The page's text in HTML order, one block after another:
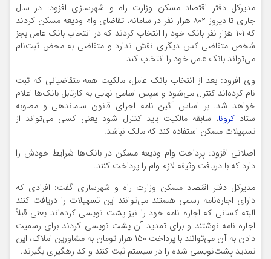
مدیرکل دفتر اقتصاد مسکن وزارت راه و شهرسازی افزود: در سال
جاری تا دیروز ۸۰۲ هزار نفر در سامانه، تقاضای وام ودیعه مسکن کردند
که ۱۰۱ هزار نفر بانک خود را انتخاب کردند که در انتخاب بانک عامل بجز
شخص متقاضی کس دیگری نقش ندارد و متقاضی به محض ثبت‌نام
می‌تواند بانک عامل خود را انتخاب کند.
وی افزود: بعد از انتخاب بانک عامل، مالکیت همه متقاضیانی که ثبت
نام کرده‌اند کنترل می‌شود و سپس اسامی نهایی به کارتابل بانک‌ها اعلام
خواهد شد. بر اساس آئین نامه اجرای قانون ساماندهی و مصوبه
ستاد کرونا، سابقه مالکیت باید کنترل شود یعنی کسی می‌تواند از
تسهیلات مسکن استفاده کند که مالک نباشد.
اصلانی افزود: پرداخت وام ودیعه مسکن در بانک‌ها شرایط خودش را
دارد که با دریافت وثیقه لازم وام را پرداخت کنند.
مدیرکل دفتر اقتصاد مسکن وزارت راه و شهرسازی گفت: افرادی که
دارای اجاره‌نامه رسمی هستند می‌توانند این تسهیلات را دریافت کنند
البته کسانی که اجاره نامه خود را نیز پشت نویسی کرده‌اند یعنی قبلاً
اجاره نامه نوشتند و برای تمدید آن پشت نویسی کردند برای رسمیت
دادن به آن می‌توانند با پرداخت ۱۵۰ هزار تومان به مشاورین املاک، این
تمدید پشت‌نویسی شده را در سیستم ثبت کنند و کد رهگیری بگیرند.